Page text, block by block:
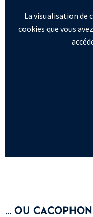
La visualisation de
cookies que vous
... OU